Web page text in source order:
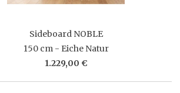
Sideboard NOBLE
150 cm - Eiche Natur
1.229,00 €